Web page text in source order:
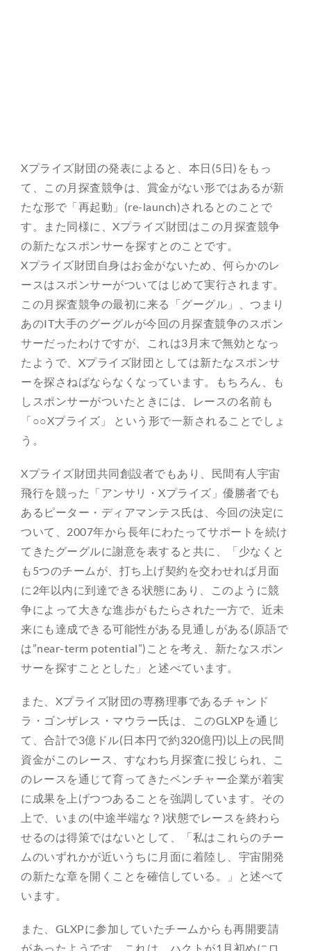
Xプライズ財団の発表によると、本日(5日)をもっ
て、この月探査競争は、賞金がない形ではあるが新
たな形で「再起動」(re-launch)されるとのことで
す。また同様に、Xプライズ財団はこの月探査競争
の新たなスポンサーを探すとのことです。
Xプライズ財団自身はお金がないため、何らかのレ
ースはスポンサーがついてはじめて実行されます。
この月探査競争の最初に来る「グーグル」、つまり
あのIT大手のグーグルが今回の月探査競争のスポン
サーだったわけですが、これは3月末で無効となっ
たようで、Xプライズ財団としては新たなスポンサ
ーを探さねばならなくなっています。もちろん、も
しスポンサーがついたときには、レースの名前も
「○○Xプライズ」 という形で一新されることでしょ
う。
Xプライズ財団共同創設者でもあり、民間有人宇宙
飛行を競った「アンサリ・Xプライズ」優勝者でも
あるピーター・ディアマンテス氏は、今回の決定に
ついて、2007年から長年にわたってサポートを続け
てきたグーグルに謝意を表すると共に、「少なくと
も5つのチームが、打ち上げ契約を交わせれば月面
に2年以内に到達できる状態にあり、このように競
争によって大きな進歩がもたらされた一方で、近未
来にも達成できる可能性がある見通しがある(原語で
は”near-term potential”)ことを考え、新たなスポン
サーを探すこととした」と述べています。
また、Xプライズ財団の専務理事であるチャンド
ラ・ゴンザレス・マウラー氏は、このGLXPを通じ
て、合計で3億ドル(日本円で約320億円)以上の民間
資金がこのレース、すなわち月探査に投じられ、こ
のレースを通じて育ってきたベンチャー企業が着実
に成果を上げつつあることを強調しています。その
上で、いまの(中途半端な？)状態でレースを終わら
せるのは得策ではないとして、「私はこれらのチー
ムのいずれかが近いうちに月面に着陸し、宇宙開発
の新たな章を開くことを確信している。」と述べて
います。
また、GLXPに参加していたチームからも再開要請
があったようです。これは、ハクトが1月初めにロ